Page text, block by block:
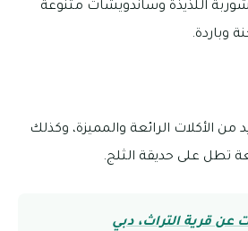
اللذيذة وساندويشات متنوعة
وباردة.
الأكلات الرائعة والمميزة، وكذلك
تطل على حديقة الثلج.
عن قرية التراث، دبي